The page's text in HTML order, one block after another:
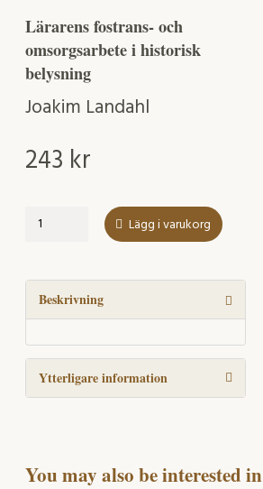
Lärarens fostrans- och
omsorgsarbete i historisk
belysning
Joakim Landahl
243 kr
Auktoritet
mängd
Lägg i varukorg
Beskrivning
Ytterligare information
You may also be interested in